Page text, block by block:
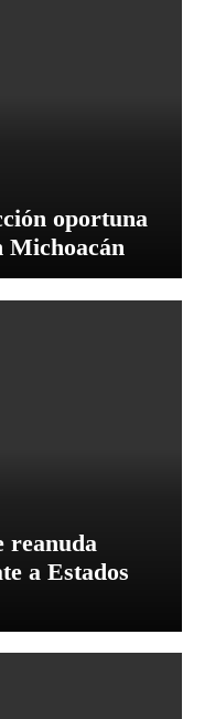
oportuna
Michoacán
reanuda
a Estados